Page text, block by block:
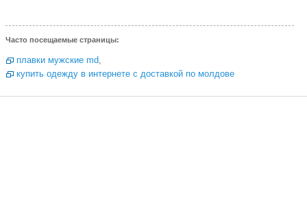
Часто посещаемые страницы:
плавки мужские md,
купить одежду в интернете с доставкой по молдове